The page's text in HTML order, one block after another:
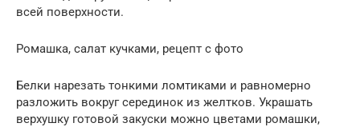
всей поверхности.
Ромашка, салат кучками, рецепт с фото
Белки нарезать тонкими ломтиками и равномерно
разложить вокруг серединок из желтков. Украшать
верхушку готовой закуски можно цветами ромашки,